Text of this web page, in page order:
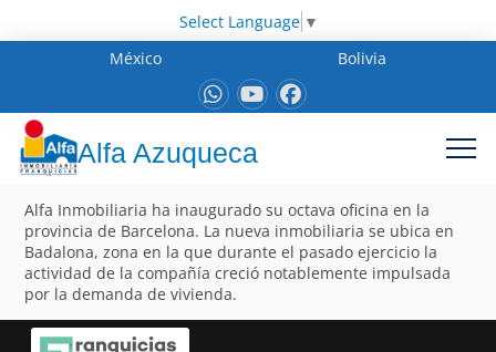
Select Language ▼
México
Bolivia
Alfa Azuqueca
Alfa Inmobiliaria ha inaugurado su octava oficina en la
provincia de Barcelona. La nueva inmobiliaria se ubica en
Badalona, zona en la que durante el pasado ejercicio la
actividad de la compañía creció notablemente impulsada
por la demanda de vivienda.